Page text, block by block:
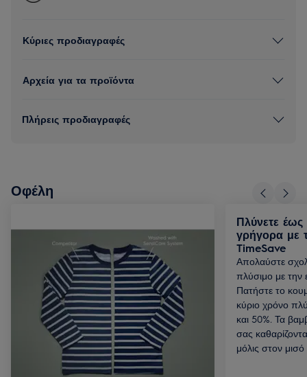
Κύριες προδιαγραφές
Αρχεία για τα προϊόντα
Πλήρεις προδιαγραφές
Οφέλη
Πλύνετε έως
γρήγορα με
TimeSave
Απολαύστε
πλύσιμο με την
Πατήστε το
κύριο χρόνο
και 50%. Τα
σας
μόλις στον